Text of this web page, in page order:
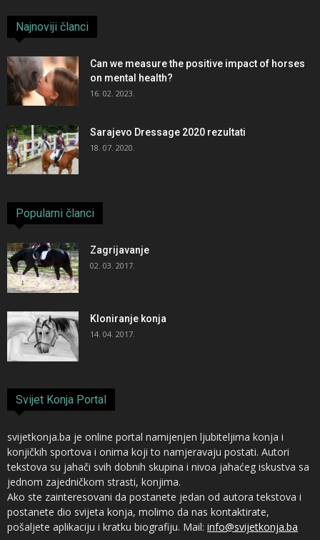
Najnoviji članci
Can we measure the positive impact of horses
on mental health?
16. 02. 2023.
Sarajevo Dressage 2020 rezultati
18. 07. 2020.
Popularni članci
Zagrijavanje
02. 03. 2017.
Kloniranje konja
14. 04. 2017.
Svijet Konja Portal
svijetkonja.ba je online portal namijenjen ljubiteljima konja i
konjičkih sportova i onima koji to namjeravaju postati. Autori
tekstova su jahači svih dobnih skupina i nivoa jahaćeg iskustva sa
jednom zajedničkom strasti, konjima.
Ako ste zainteresovani da postanete jedan od autora tekstova i
postanete dio svijeta konja, molimo da nas kontaktirate,
pošaljete aplikaciju i kratku biografiju. Mail: info@svijetkonja.ba